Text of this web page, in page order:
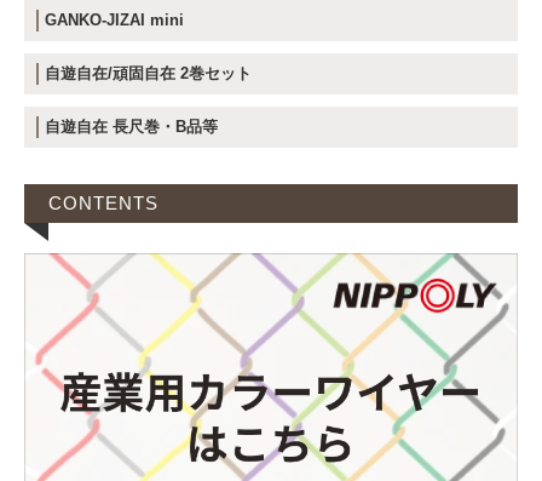
GANKO-JIZAI mini
自遊自在/頑固自在 2巻セット
自遊自在 長尺巻・B品等
CONTENTS